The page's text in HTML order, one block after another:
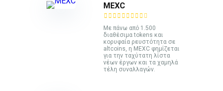
MEXC
Με πάνω από 1.500
διαθέσιμα tokens και
κορυφαία ρευστότητα σε
altcoins, η MEXC φημίζεται
για την ταχύτατη λίστα
νέων έργων και τα χαμηλά
τέλη συναλλαγών.